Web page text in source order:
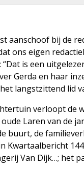
aanschoof bij de
ons eigen
is een
Gerda en haar
langstzittend lid
verloopt de
Laren van de
buurt, de
Kwartaalbericht
Van Dijk…; het